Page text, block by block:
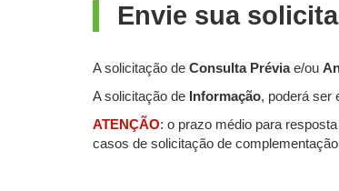
Envie sua
A solicitação de Consulta Préviae/ou
A solicitação de Informação, poderá ser
ATENÇÃO: o prazo médio para
casos de solicitação de